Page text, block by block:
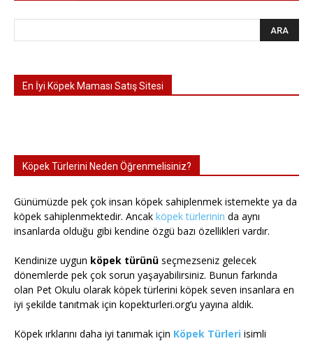
En İyi Köpek Maması Satış Sitesi
Köpek Türlerini Neden Öğrenmelisiniz?
Günümüzde pek çok insan köpek sahiplenmek istemekte ya da
köpek sahiplenmektedir. Ancak köpek türlerinin da aynı
insanlarda olduğu gibi kendine özgü bazı özellikleri vardır.
Kendinize uygun köpek türünü seçmezseniz gelecek
dönemlerde pek çok sorun yaşayabilirsiniz. Bunun farkında
olan Pet Okulu olarak köpek türlerini köpek seven insanlara en
iyi şekilde tanıtmak için kopekturleri.org’u yayına aldık.
Köpek ırklarını daha iyi tanımak için Köpek Türleri isimli